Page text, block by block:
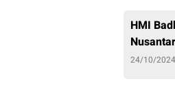
HMI
24/10/2024